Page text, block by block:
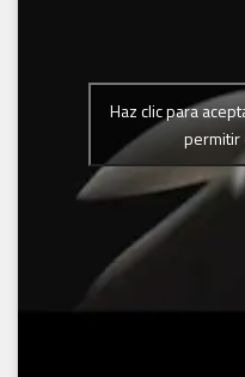
Haz clic para
permitir